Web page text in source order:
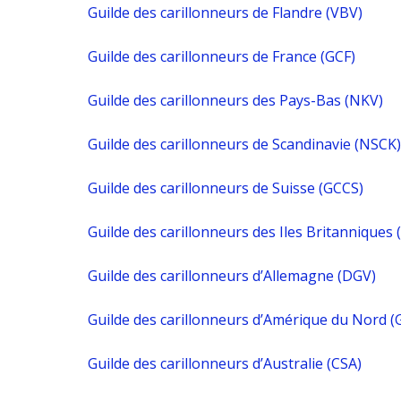
Guilde des carillonneurs de Flandre (VBV)
Guilde des carillonneurs de France (GCF)
Guilde des carillonneurs des Pays-Bas (NKV)
Guilde des carillonneurs de Scandinavie (NSCK)
Guilde des carillonneurs de Suisse (GCCS)
Guilde des carillonneurs des Iles Britanniques
Guilde des carillonneurs d’Allemagne (DGV)
Guilde des carillonneurs d’Amérique du Nord
Guilde des carillonneurs d’Australie (CSA)